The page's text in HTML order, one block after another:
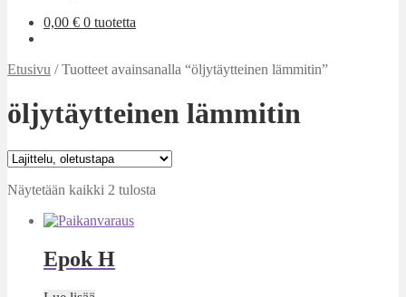
0,00 € 0 tuotetta
Etusivu /Tuotteet avainsanalla “öljytäytteinen lämmitin”
öljytäytteinen lämmitin
Näytetään kaikki 2 tulosta
Epok H